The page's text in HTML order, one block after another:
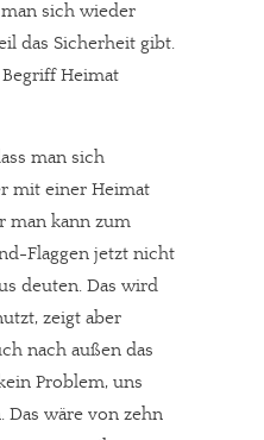
sich wieder
das Sicherheit gibt.
Heimat
man sich
mit einer Heimat
man kann zum
Flaggen jetzt nicht
deuten. Das wird
zeigt aber
nach außen das
Problem, uns
wäre von zehn